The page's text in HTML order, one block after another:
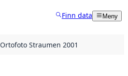
Finn data Meny
Ortofoto Straumen 2001